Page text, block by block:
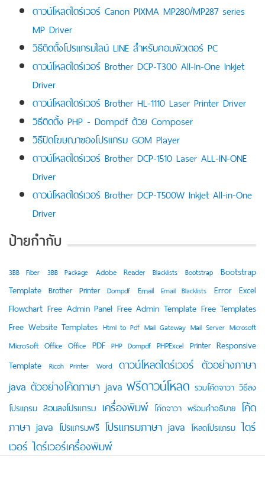
ดาวน์โหลดไดร์เวอร์ Canon PIXMA MP280/MP287 series
MP Driver
วิธีติดตั้งโปรแกรมไลน์ LINE สำหรับคอมพิวเตอร์ PC
ดาวน์โหลดไดร์เวอร์ Brother DCP-T300 All-In-One Inkjet
Driver
ดาวน์โหลดไดร์เวอร์ Brother HL-1110 Laser Printer Driver
วิธีติดตั้ง PHP - Dompdf ด้วย Composer
วิธีปิดโฆษณาของโปรแกรม GOM Player
ดาวน์โหลดไดร์เวอร์ Brother DCP-1510 Laser ALL-IN-ONE
Driver
ดาวน์โหลดไดร์เวอร์ Brother DCP-T500W Inkjet All-in-One
Driver
ป้ายกำกับ
3BB Fiber 3BB Package Adobe Reader Blacklists Bootstrap Bootstrap
Template Brother Printer Dompdf Email Email Blacklists Error Excel
Flowchart Free Admin Panel Free Admin Template Free Templates
Free Website Templates Html to Pdf Mail Gateway Mail Server Microsoft
Microsoft Office Office PDF PHP Dompdf PHPExcel Printer Responsive
Template Ricoh Printer Word ดาวน์โหลดไดร์เวอร์ ตัวอย่างภาษา
java ตัวอย่างโค้ดภาษา java ฟรีดาวน์โหลด รวมโค้ดจาวา วิธีลง
โปรแกรม สอนลงโปรแกรม เครื่องพิมพ์ โค้ดจาวา พร้อมคำอธิบาย โค้ด
ภาษา java โปรแกรมฟรี โปรแกรมภาษา java โหลดโปรแกรม ไดร์
เวอร์ ไดร์เวอร์เครื่องพิมพ์